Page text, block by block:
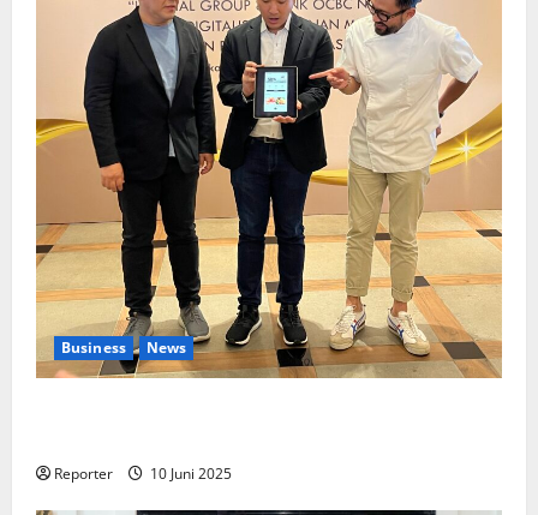
Business News
Reporter 10 Juni 2025